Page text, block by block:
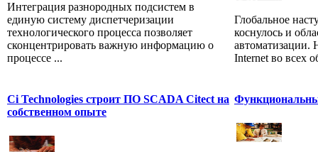
Интеграция разнородных подсистем в
единую систему диспетчеризации
технологического процесса позволяет
сконцентрировать важную информацию о
процессе ...
Глобальное
коснулось и
автоматизации.
Internet во всех
Ci Technologies строит ПО SCADA Citect на
собственном опыте